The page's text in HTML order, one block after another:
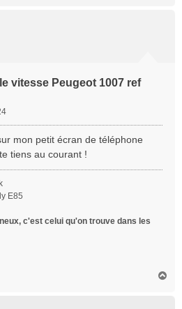
vitesse Peugeot 1007 ref
mon petit écran de téléphone
tiens au courant !
E85
c'est celui qu'on trouve dans les